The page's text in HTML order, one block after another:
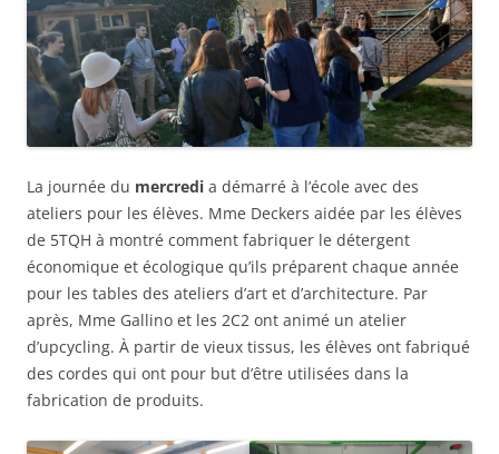
La journée du mercredi a démarré à l’école avec des
ateliers pour les élèves. Mme Deckers aidée par les élèves
de 5TQH à montré comment fabriquer le détergent
économique et écologique qu’ils préparent chaque année
pour les tables des ateliers d’art et d’architecture. Par
après, Mme Gallino et les 2C2 ont animé un atelier
d’upcycling. À partir de vieux tissus, les élèves ont fabriqué
des cordes qui ont pour but d’être utilisées dans la
fabrication de produits.